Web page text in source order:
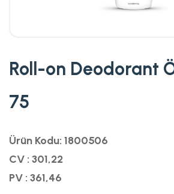
Roll-on Deodorant
75
Ürün Kodu: 1800506
CV : 301,22
PV : 361,46